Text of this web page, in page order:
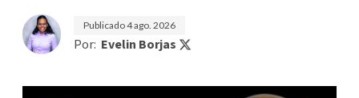
Publicado4 ago. 2026
Por: Evelin Borjas